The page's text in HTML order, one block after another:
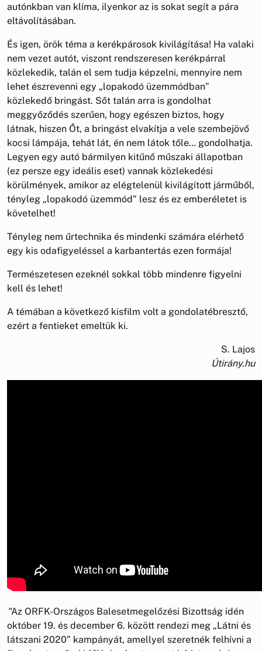
autónkban van klíma, ilyenkor az is sokat segít a pára
eltávolításában.
És igen, örök téma a kerékpárosok kivilágítása! Ha valaki
nem vezet autót, viszont rendszeresen kerékpárral
közlekedik, talán el sem tudja képzelni, mennyire nem
lehet észrevenni egy „lopakodó üzemmódban”
közlekedő bringást. Sőt talán arra is gondolhat
meggyőződés szerűen, hogy egészen biztos, hogy
látnak, hiszen Őt, a bringást elvakítja a vele szembejövő
kocsi lámpája, tehát lát, én nem látok tőle… gondolhatja.
Legyen egy autó bármilyen kitűnő műszaki állapotban
(ez persze egy ideális eset) vannak közlekedési
körülmények, amikor az elégtelenül kivilágított járműből,
tényleg „lopakodó üzemmód” lesz és ez emberéletet is
követelhet!
Tényleg nem űrtechnika és mindenki számára elérhető
egy kis odafigyeléssel a karbantertás ezen formája!
Természetesen ezeknél sokkal több mindenre figyelni
kell és lehet!
A témában a következő kisfilm volt a gondolatébresztő,
ezért a fentieket emeltük ki.
S. Lajos
Útirány.hu
"Az ORFK-Országos Balesetmegelőzési Bizottság idén
október 19. és december 6. között rendezi meg „Látni és
látszani 2020” kampányát, amellyel szeretnék felhívni a